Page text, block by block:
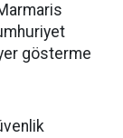
gösterme